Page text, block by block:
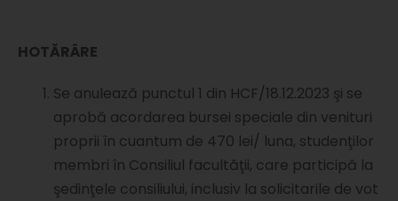
HOTĂRÂRE
Se anulează punctul 1 din HCF/18.12.2023 şi se
aprobă acordarea bursei speciale din venituri
proprii în cuantum de 470 lei/ luna, studenţilor
membri în Consiliul facultăţii, care participă la
şedinţele consiliului, inclusiv la solicitarile de vot